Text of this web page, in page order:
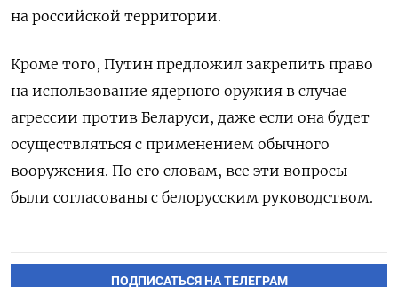
на российской территории.
Кроме того, Путин предложил закрепить право
на использование ядерного оружия в случае
агрессии против Беларуси, даже если она будет
осуществляться с применением обычного
вооружения. По его словам, все эти вопросы
были согласованы с белорусским руководством.
ПОДПИСАТЬСЯ НА ТЕЛЕГРАМ